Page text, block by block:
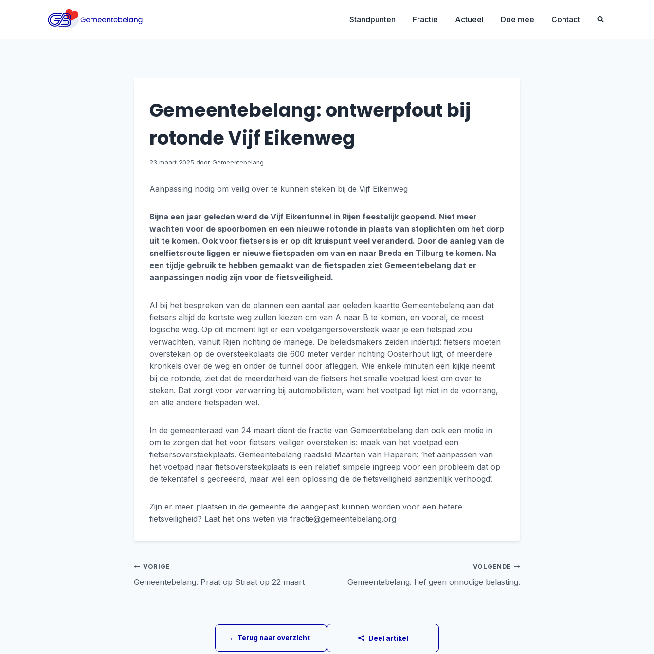
Standpunten Fractie Actueel Doe mee Contact
Gemeentebelang: ontwerpfout bij
rotonde Vijf Eikenweg
23 maart 2025
Aanpassing nodig om veilig over te kunnen steken bij de Vijf Eikenweg
Bijna een jaar geleden werd de Vijf Eikentunnel in Rijen feestelijk geopend. Niet meer
wachten voor de spoorbomen en een nieuwe rotonde in plaats van stoplichten om het dorp
uit te komen. Ook voor fietsers is er op dit kruispunt veel veranderd. Door de aanleg van de
snelfietsroute liggen er nieuwe fietspaden om van en naar Breda en Tilburg te komen. Na
een tijdje gebruik te hebben gemaakt van de fietspaden ziet Gemeentebelang dat er
aanpassingen nodig zijn voor de fietsveiligheid.
Al bij het bespreken van de plannen een aantal jaar geleden kaartte Gemeentebelang aan dat
fietsers altijd de kortste weg zullen kiezen om van A naar B te komen, en vooral, de meest
logische weg. Op dit moment ligt er een voetgangersoversteek waar je een fietspad zou
verwachten, vanuit Rijen richting de manege. De beleidsmakers zeiden indertijd: fietsers moeten
oversteken op de oversteekplaats die 600 meter verder richting Oosterhout ligt, of meerdere
kronkels over de weg en onder de tunnel door afleggen. Wie enkele minuten een kijkje neemt
bij de rotonde, ziet dat de meerderheid van de fietsers het smalle voetpad kiest om over te
steken. Dat zorgt voor verwarring bij automobilisten, want het voetpad ligt niet in de voorrang,
en alle andere fietspaden wel.
In de gemeenteraad van 24 maart dient de fractie van Gemeentebelang dan ook een motie in
om te zorgen dat het voor fietsers veiliger oversteken is: maak van het voetpad een
fietsersoversteekplaats. Gemeentebelang raadslid Maarten van Haperen: ‘het aanpassen van
het voetpad naar fietsoversteekplaats is een relatief simpele ingreep voor een probleem dat op
de tekentafel is gecreëerd, maar wel een oplossing die de fietsveiligheid aanzienlijk verhoogd’.
Zijn er meer plaatsen in de gemeente die aangepast kunnen worden voor een betere
fietsveiligheid? Laat het ons weten via fractie@gemeentebelang.org
Bericht
VORIGE
Gemeentebelang: Praat op Straat op 22 maart
VOLGENDE
Gemeentebelang: hef geen onnodige belasting.
← Terug naar overzicht Deel artikel